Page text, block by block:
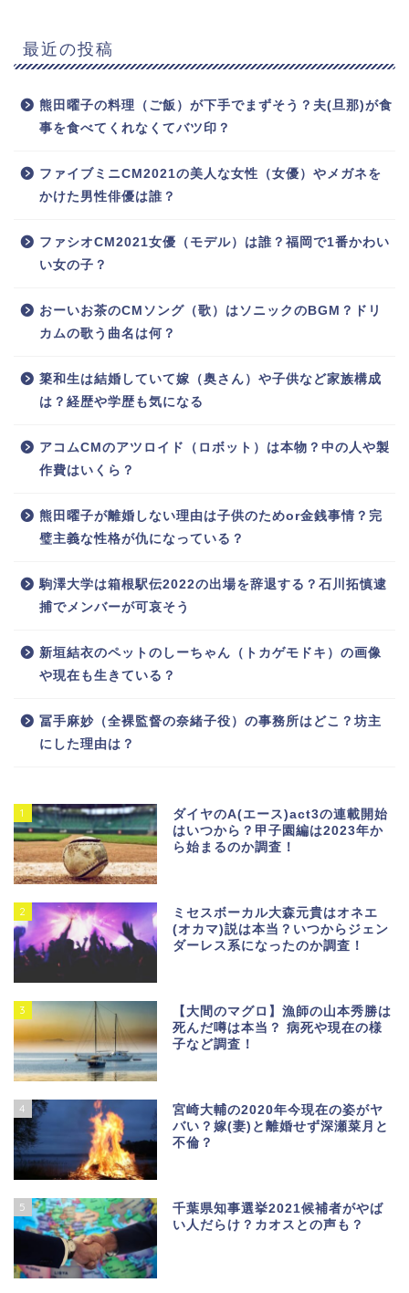
最近の投稿
熊田曜子の料理（ご飯）が下手でまずそう？夫(旦那)が食
事を食べてくれなくてバツ印？
ファイブミニCM2021の美人な女性（女優）やメガネを
かけた男性俳優は誰？
ファシオCM2021女優（モデル）は誰？福岡で1番かわい
い女の子？
おーいお茶のCMソング（歌）はソニックのBGM？ドリ
カムの歌う曲名は何？
簗和生は結婚していて嫁（奥さん）や子供など家族構成
は？経歴や学歴も気になる
アコムCMのアツロイド（ロボット）は本物？中の人や製
作費はいくら？
熊田曜子が離婚しない理由は子供のためor金銭事情？完
璧主義な性格が仇になっている？
駒澤大学は箱根駅伝2022の出場を辞退する？石川拓慎逮
捕でメンバーが可哀そう
新垣結衣のペットのしーちゃん（トカゲモドキ）の画像
や現在も生きている？
冨手麻妙（全裸監督の奈緒子役）の事務所はどこ？坊主
にした理由は？
1
ダイヤのA(エース)act3の連載開始
はいつから？甲子園編は2023年か
ら始まるのか調査！
2
ミセスボーカル大森元貴はオネエ
(オカマ)説は本当？いつからジェン
ダーレス系になったのか調査！
3
【大間のマグロ】漁師の山本秀勝は
死んだ噂は本当？ 病死や現在の様
子など調査！
4
宮崎大輔の2020年今現在の姿がヤ
バい？嫁(妻)と離婚せず深瀬菜月と
不倫？
5
千葉県知事選挙2021候補者がやば
い人だらけ？カオスとの声も？